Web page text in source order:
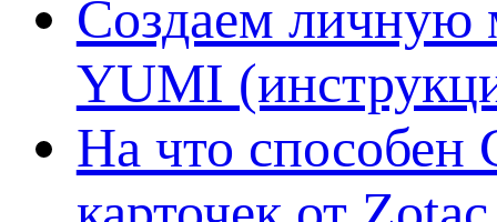
Создаем личную
YUMI
На что способен